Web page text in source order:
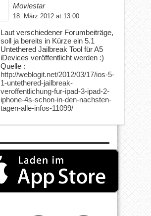
Moviestar
18. März 2012 at 13:00
Laut verschiedener Forumbeiträge,
soll ja bereits in Kürze ein 5.1
Untethered Jailbreak Tool für A5
iDevices veröffentlicht werden :)
Quelle :
http://weblogit.net/2012/03/17/ios-5-
1-untethered-jailbreak-
veroffentlichung-fur-ipad-3-ipad-2-
iphone-4s-schon-in-den-nachsten-
tagen-alle-infos-11099/